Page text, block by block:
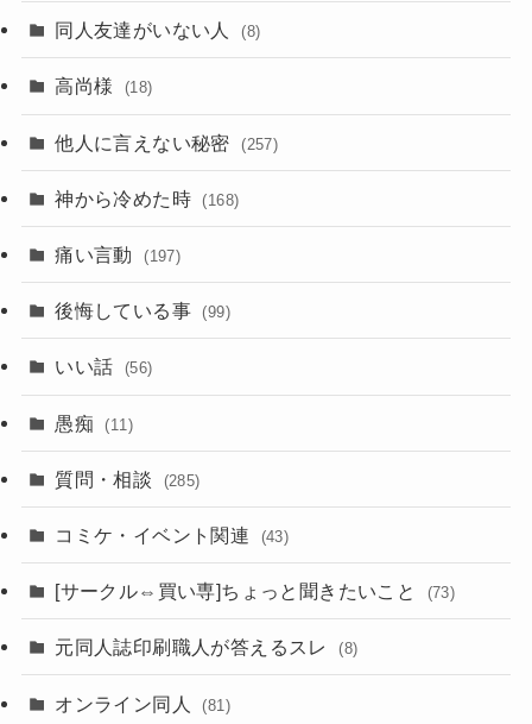
同人友達がいない人 (8)
高尚様 (18)
他人に言えない秘密 (257)
神から冷めた時 (168)
痛い言動 (197)
後悔している事 (99)
いい話 (56)
愚痴 (11)
質問・相談 (285)
コミケ・イベント関連 (43)
[サークル⇔買い専]ちょっと聞きたいこと (73)
元同人誌印刷職人が答えるスレ (8)
オンライン同人 (81)